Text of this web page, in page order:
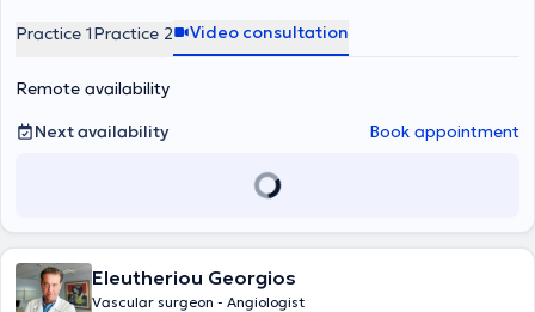
Practice 1Practice 2 Video consultation
Remote availability
Next availability
Book appointment
Eleutheriou Georgios
Vascular surgeon - Angiologist